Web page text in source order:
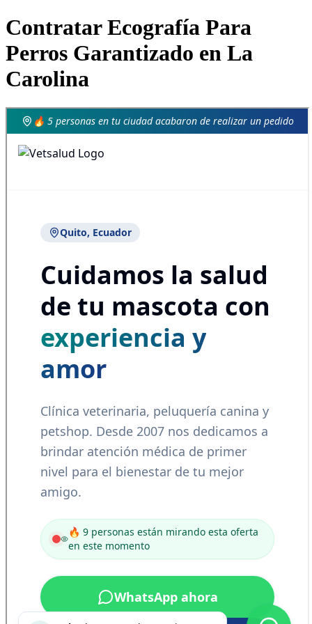
Contratar Ecografía Para
Perros Garantizado en La
Carolina